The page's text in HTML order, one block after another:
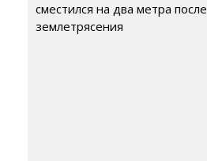
сместился на два метра после
землетрясения